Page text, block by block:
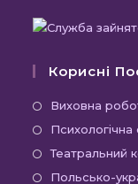
Корисні
Виховна
Театральний
Польсько-